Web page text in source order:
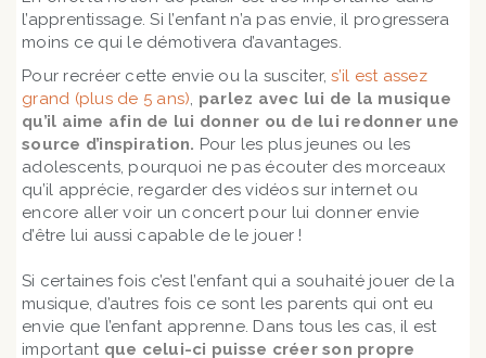
l’apprentissage. Si l’enfant n’a pas envie, il progressera
moins ce qui le démotivera d’avantages.
Pour recréer cette envie ou la susciter,s’il est assez
grand (plus de 5 ans), parlez avec lui de la musique
qu’il aime afin de lui donner ou de lui redonner une
source d’inspiration. Pour les plus jeunes ou les
adolescents, pourquoi ne pas écouter des morceaux
qu’il apprécie, regarder des vidéos sur internet ou
encore aller voir un concert pour lui donner envie
d’être lui aussi capable de le jouer !
Si certaines fois c’est l’enfant qui a souhaité jouer de la
musique, d’autres fois ce sont les parents qui ont eu
envie que l’enfant apprenne. Dans tous les cas, il est
importantque celui-ci puisse créer son propre